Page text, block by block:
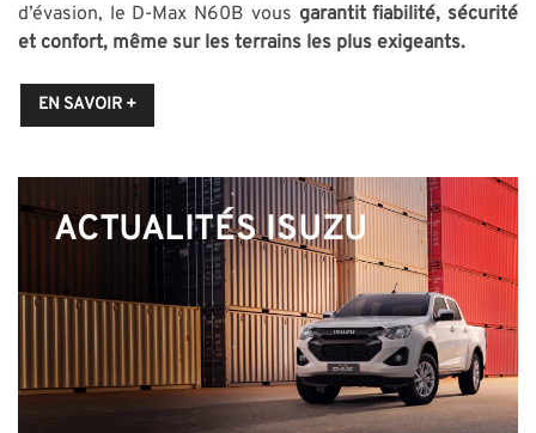
d’évasion, le D-Max N60B vous garantit fiabilité, sécurité
et confort, même sur les terrains les plus exigeants.
EN SAVOIR +
ACTUALITÉS ISUZU